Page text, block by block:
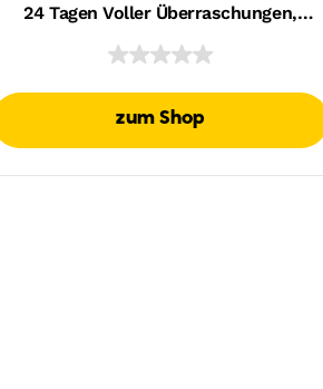
24 Tagen Voller Überraschungen,
Und 22 Zubehörteile
zum Shop